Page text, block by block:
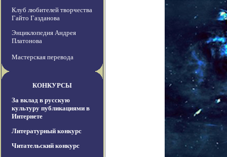
Клуб любителей творчества
Гайто Газданова
Энциклопедия Андрея
Платонова
Мастерская перевода
КОНКУРСЫ
За вклад в русскую
культуру публикациями в
Интернете
Литературный конкурс
Читательский конкурс